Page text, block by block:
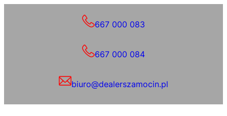
667 000 083
667 000 084
biuro@dealerszamocin.pl